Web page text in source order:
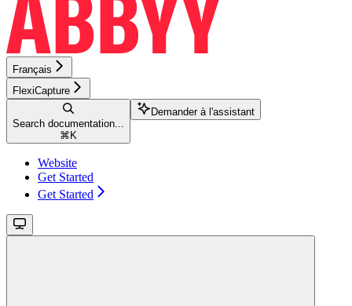
Français
FlexiCapture
Search documentation...
⌘ K
Demander à l'assistant
Website
Get Started
Get Started